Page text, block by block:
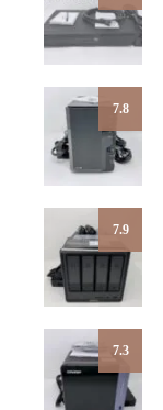
7.8
7.9
7.3